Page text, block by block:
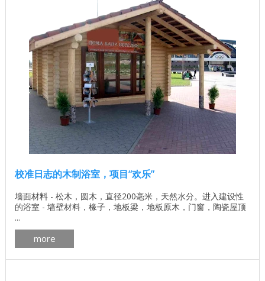
校准日志的木制浴室，项目“欢乐”
墙面材料 - 松木，圆木，直径200毫米，天然水分。进入建设性
的浴室 - 墙壁材料，椽子，地板梁，地板原木，门窗，陶瓷屋顶
...
more